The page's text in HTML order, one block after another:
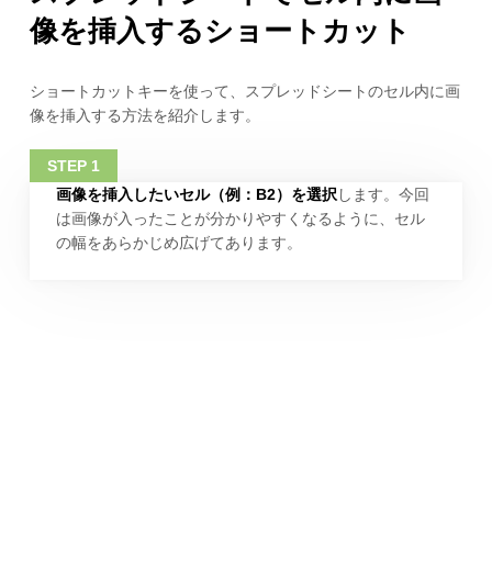
像を挿入するショートカット
ショートカットキーを使って、スプレッドシートのセル内に画
像を挿入する方法を紹介します。
画像を挿入したいセル（例：B2）を選択 します。今回
は画像が入ったことが分かりやすくなるように、セル
の幅をあらかじめ広げてあります。